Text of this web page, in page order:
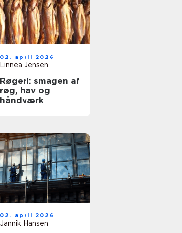
02. april 2026
Linnea Jensen
Røgeri: smagen af
røg, hav og
håndværk
02. april 2026
Jannik Hansen